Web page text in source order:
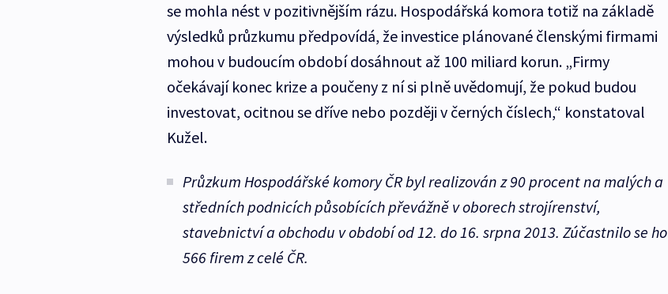
se mohla nést v pozitivnějším rázu. Hospodářská komora totiž na základě
výsledků průzkumu předpovídá, že investice plánované členskými firmami
mohou v budoucím období dosáhnout až 100 miliard korun. „Firmy
očekávají konec krize a poučeny z ní si plně uvědomují, že pokud budou
investovat, ocitnou se dříve nebo později v černých číslech,“ konstatoval
Kužel.
Průzkum Hospodářské komory ČR byl realizován z 90 procent na malých a
středních podnicích působících převážně v oborech strojírenství,
stavebnictví a obchodu v období od 12. do 16. srpna 2013. Zúčastnilo se ho
566 firem z celé ČR.